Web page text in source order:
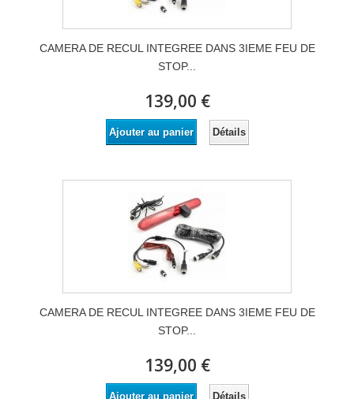
CAMERA DE RECUL INTEGREE DANS 3IEME FEU DE
STOP...
139,00 €
Ajouter au panier Détails
CAMERA DE RECUL INTEGREE DANS 3IEME FEU DE
STOP...
139,00 €
Ajouter au panier Détails